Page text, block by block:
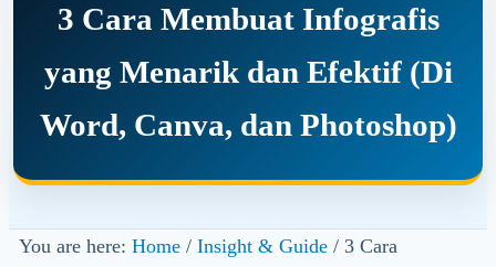
3 Cara Membuat Infografis
yang Menarik dan Efektif (Di
Word, Canva, dan Photoshop)
You are here: Home / Insight & Guide /3 Cara